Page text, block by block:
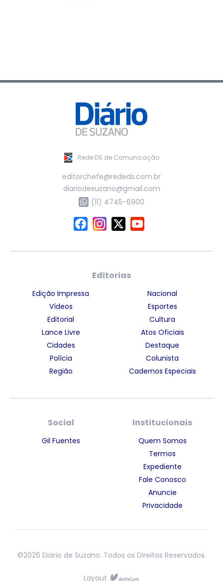
Rede DS de Comunicação
editorchefe@rededs.com.br
diariodesuzano@gmail.com
(11) 4745-6900
Editorias
Edição Impressa
Vídeos
Editorial
Lance Livre
Cidades
Polícia
Região
Nacional
Esportes
Cultura
Atos Oficiais
Destaque
Colunista
Cadernos Especiais
Social
Gil Fuentes
Institucionais
Quem Somos
Termos
Expediente
Fale Conosco
Anuncie
Privacidade
©2026 Diario de Suzano. Todos os Direitos Reservados.
Layout